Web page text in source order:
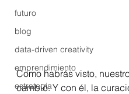
futuro
blog
data-driven creativity
emprendimiento
estrategia
Como habrás visto,
cambió. Y con él, la